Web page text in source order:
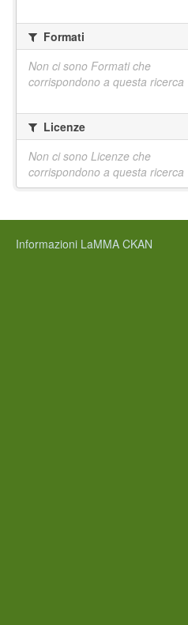
Formati
Non ci sono Formati che
corrispondono a questa ricerca
Licenze
Non ci sono Licenze che
corrispondono a questa ricerca
Informazioni LaMMA CKAN